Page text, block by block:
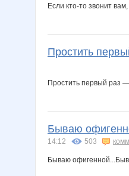
Если кто-то звонит
Простить
Простить первый раз
Бываю
14:12 503
Бываю